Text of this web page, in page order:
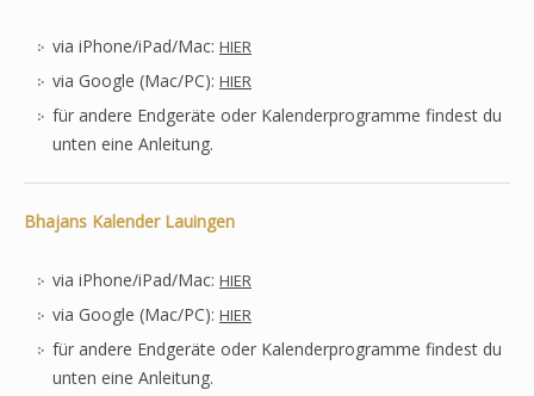
via iPhone/iPad/Mac: HIER
via Google (Mac/PC): HIER
für andere Endgeräte oder Kalenderprogramme findest du
unten eine Anleitung.
Bhajans Kalender Lauingen
via iPhone/iPad/Mac: HIER
via Google (Mac/PC): HIER
für andere Endgeräte oder Kalenderprogramme findest du
unten eine Anleitung.